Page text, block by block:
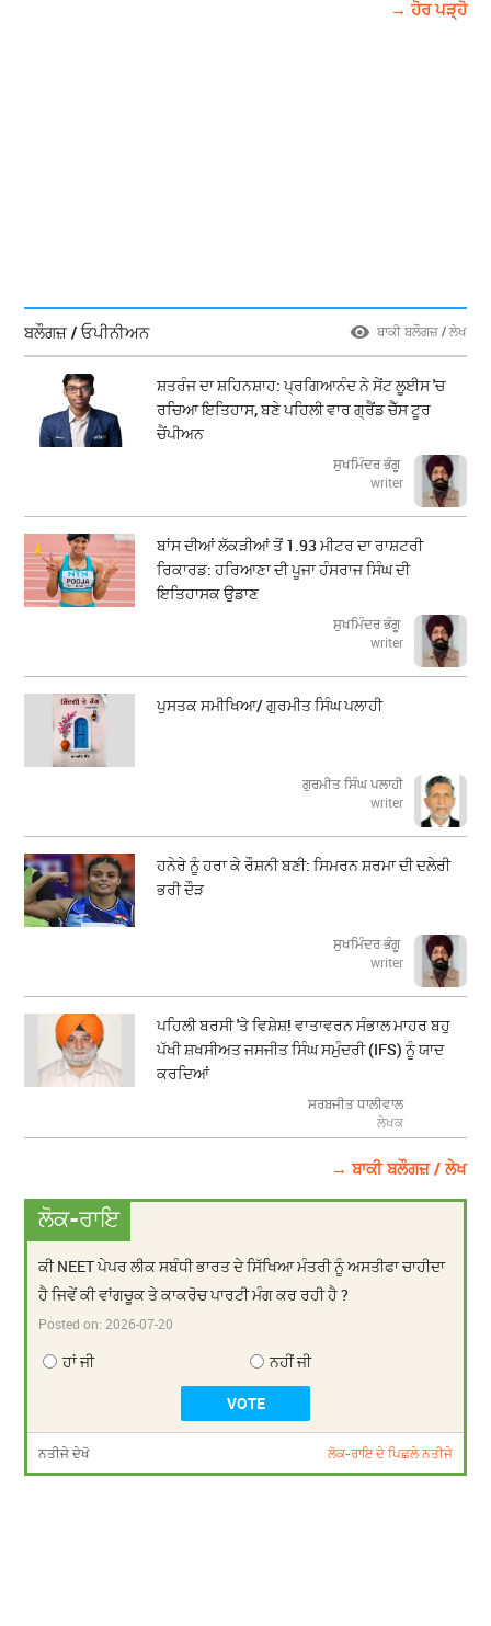
→ ਹੋਰ ਪੜ੍ਹੋ
ਬਲੌਗਜ਼ / ਓਪੀਨੀਅਨ ਬਾਕੀ ਬਲੌਗਜ਼ / ਲੇਖ
ਸ਼ਤਰੰਜ ਦਾ ਸ਼ਹਿਨਸ਼ਾਹ: ਪ੍ਰਗਿਆਨੰਦ ਨੇ ਸੇਂਟ ਲੂਈਸ 'ਚ
ਰਚਿਆ ਇਤਿਹਾਸ, ਬਣੇ ਪਹਿਲੀ ਵਾਰ ਗ੍ਰੈਂਡ ਚੈੱਸ ਟੂਰ
ਚੈਂਪੀਅਨ
ਸੁਖਮਿੰਦਰ ਭੰਗੂ
writer
ਬਾਂਸ ਦੀਆਂ ਲੱਕੜੀਆਂ ਤੋਂ 1.93 ਮੀਟਰ ਦਾ ਰਾਸ਼ਟਰੀ
ਰਿਕਾਰਡ: ਹਰਿਆਣਾ ਦੀ ਪੂਜਾ ਹੰਸਰਾਜ ਸਿੰਘ ਦੀ
ਇਤਿਹਾਸਕ ਉਡਾਣ
ਸੁਖਮਿੰਦਰ ਭੰਗੂ
writer
ਪੁਸਤਕ ਸਮੀਖਿਆ/ ਗੁਰਮੀਤ ਸਿੰਘ ਪਲਾਹੀ
ਗੁਰਮੀਤ ਸਿੰਘ ਪਲਾਹੀ
writer
ਹਨੇਰੇ ਨੂੰ ਹਰਾ ਕੇ ਰੌਸ਼ਨੀ ਬਣੀ: ਸਿਮਰਨ ਸ਼ਰਮਾ ਦੀ ਦਲੇਰੀ
ਭਰੀ ਦੌੜ
ਸੁਖਮਿੰਦਰ ਭੰਗੂ
writer
ਪਹਿਲੀ ਬਰਸੀ 'ਤੇ ਵਿਸ਼ੇਸ਼! ਵਾਤਾਵਰਨ ਸੰਭਾਲ ਮਾਹਰ ਬਹੁ
ਪੱਖੀ ਸ਼ਖਸੀਅਤ ਜਸਜੀਤ ਸਿੰਘ ਸਮੁੰਦਰੀ (IFS) ਨੂੰ ਯਾਦ
ਕਰਦਿਆਂ
ਸਰਬਜੀਤ ਧਾਲੀਵਾਲ
ਲੇਖਕ
→ ਬਾਕੀ ਬਲੌਗਜ਼ / ਲੇਖ
ਲੋਕ-ਰਾਇ
ਕੀ NEET ਪੇਪਰ ਲੀਕ ਸਬੰਧੀ ਭਾਰਤ ਦੇ ਸਿੱਖਿਆ ਮੰਤਰੀ ਨੂੰ ਅਸਤੀਫਾ ਚਾਹੀਦਾ
ਹੈ ਜਿਵੇਂ ਕੀ ਵਾਂਗਚੂਕ ਤੇ ਕਾਕਰੋਚ ਪਾਰਟੀ ਮੰਗ ਕਰ ਰਹੀ ਹੈ ?
Posted on:2026-07-20
ਹਾਂ ਜੀ ਨਹੀਂ ਜੀ
ਨਤੀਜੇ ਦੇਖੋ ਲੋਕ-ਰਾਇ ਦੇ ਪਿਛਲੇ ਨਤੀਜੇ